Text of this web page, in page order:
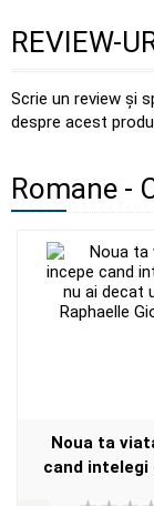
REVIEW-
Scrie un review și
despre acest
Romane -
Noua ta
cand intelegi